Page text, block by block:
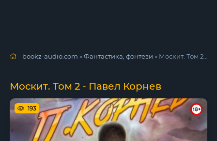
bookz-audio.com »Фантастика, фэнтези » Москит. Том 2 - Павел Корнев
Москит. Том 2 - Павел Корнев
193